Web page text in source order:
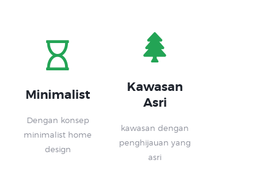
Minimalist
Dengan konsep
minimalist home
design
Kawasan
Asri
kawasan dengan
penghijauan yang
asri